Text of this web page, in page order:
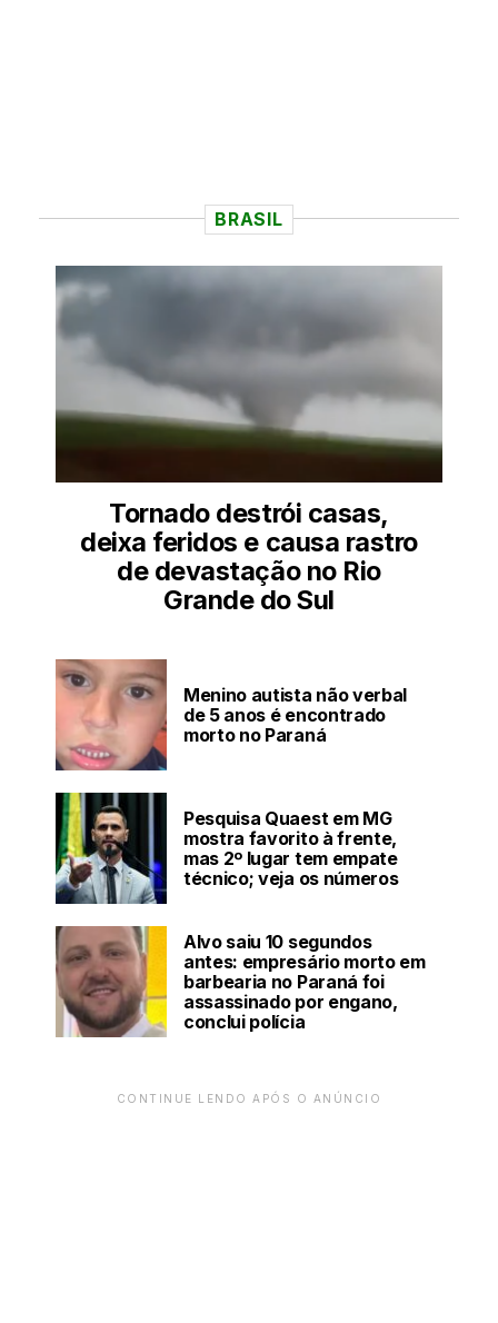
BRASIL
Tornado destrói casas,
deixa feridos e causa rastro
de devastação no Rio
Grande do Sul
Menino autista não verbal
de 5 anos é encontrado
morto no Paraná
Pesquisa Quaest em MG
mostra favorito à frente,
mas 2º lugar tem empate
técnico; veja os números
Alvo saiu 10 segundos
antes: empresário morto em
barbearia no Paraná foi
assassinado por engano,
conclui polícia
CONTINUE LENDO APÓS O ANÚNCIO